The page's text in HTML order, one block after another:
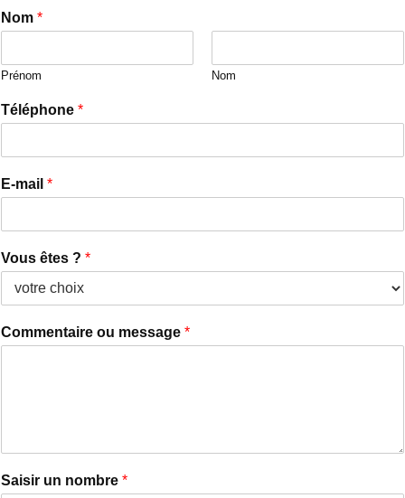
Nom *
Prénom Nom
Téléphone *
E-mail *
Vous êtes ? *
Commentaire ou message *
Saisir un nombre *